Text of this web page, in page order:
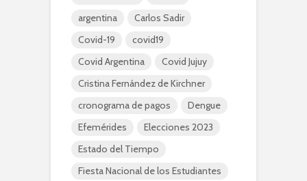
argentina
Carlos Sadir
Covid-19
covid19
Covid Argentina
Covid Jujuy
Cristina Fernández de Kirchner
cronograma de pagos
Dengue
Efemérides
Elecciones 2023
Estado del Tiempo
Fiesta Nacional de los Estudiantes